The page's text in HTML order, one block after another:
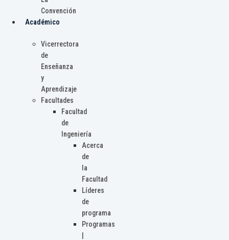
Convención
Académico
Vicerrectora
de
Enseñanza
y
Aprendizaje
Facultades
Facultad
de
Ingeniería
Acerca
de
la
Facultad
Líderes
de
programa
Programas